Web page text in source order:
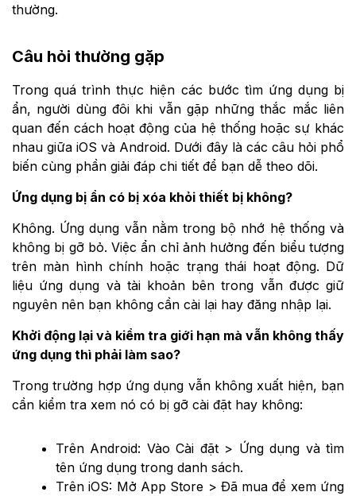
thường.
Câu hỏi thường gặp
Trong quá trình thực hiện các bước tìm ứng dụng bị
ẩn, người dùng đôi khi vẫn gặp những thắc mắc liên
quan đến cách hoạt động của hệ thống hoặc sự khác
nhau giữa iOS và Android. Dưới đây là các câu hỏi phổ
biến cùng phần giải đáp chi tiết để bạn dễ theo dõi.
Ứng dụng bị ẩn có bị xóa khỏi thiết bị không?
Không. Ứng dụng vẫn nằm trong bộ nhớ hệ thống và
không bị gỡ bỏ. Việc ẩn chỉ ảnh hưởng đến biểu tượng
trên màn hình chính hoặc trạng thái hoạt động. Dữ
liệu ứng dụng và tài khoản bên trong vẫn được giữ
nguyên nên bạn không cần cài lại hay đăng nhập lại.
Khởi động lại và kiểm tra giới hạn mà vẫn không thấy
ứng dụng thì phải làm sao?
Trong trường hợp ứng dụng vẫn không xuất hiện, bạn
cần kiểm tra xem nó có bị gỡ cài đặt hay không:
Trên Android: Vào Cài đặt > Ứng dụng và tìm
tên ứng dụng trong danh sách.
Trên iOS: Mở App Store > Đã mua để xem ứng